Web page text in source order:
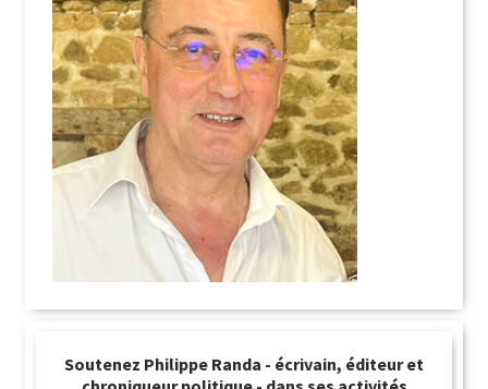
Soutenez Philippe Randa - écrivain, éditeur et